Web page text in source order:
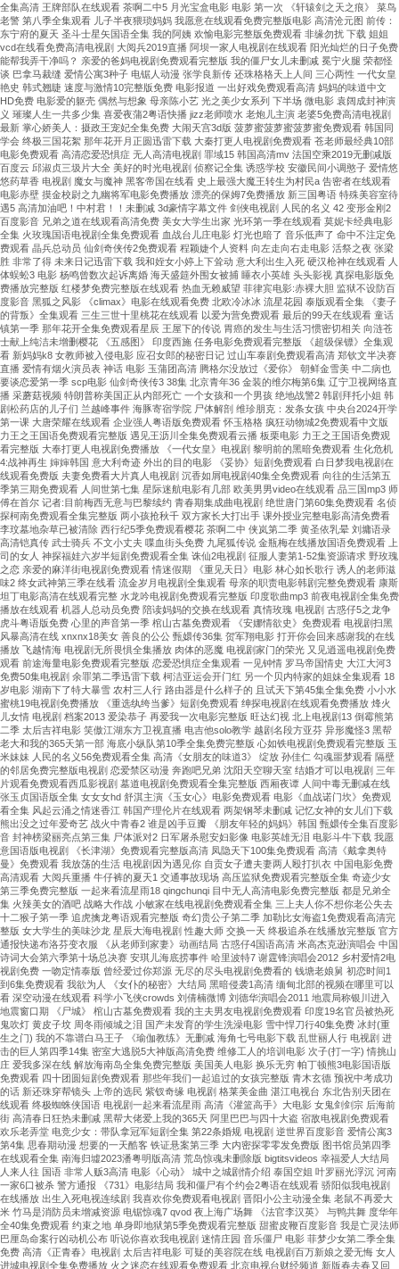
全集高清 王牌部队在线观看 茶啊二中5 月光宝盒电影 电影 第一次 《轩辕剑之天之痕》 菜鸟
老警 第八季全集观看 儿子半夜猥琐妈妈 我愿意在线观看免费完整版电影 高清沧元图 前传：
东宁府的夏天 圣斗士星矢国语全集 我的阿姨 欢愉电影完整版免费观看 非缘勿扰 下载 姐姐
vcd在线看免费高清电视剧 大阅兵2019直播 阿坝一家人电视剧在线观看 阳光灿烂的日子免费
能帮我弄干净吗？ 亲爱的爸妈电视剧免费观看完整版 我的僵尸女儿未删减 冕宁火腿 荣都怪
谈 巴拿马裁缝 爱情公寓3种子 电锯人动漫 张学良新传 还珠格格天上人间 三心两性 一代女皇
艳史 韩式翘睫 速度与激情10完整版免费 电影报道 一出好戏免费观看高清 妈妈的味道中文
HD免费 电影爱的躯壳 偶然与想象 母亲陈小艺 光之美少女系列 下半场 微电影 袁阔成封神演
义 璀璨人生一共多少集 喜爱夜蒲2粤语快播 jizz老师喷水 老炮儿主演 老婆5免费高清电视剧
最新 掌心娇美人：摄政王宠妃全集免费 大闹天宫3d版 菠萝蜜菠萝蜜菠萝蜜免费观看 韩国同
学会 终极三国花絮 那年花开月正圆迅雷下载 大秦打更人电视剧免费观看 苍老师最经典10部
电影免费观看 高清恋爱恐惧症 无人高清电视剧 罪域15 韩国高清mv 法国空乘2019无删减版
百度云 邱淑贞三圾片大全 美好的时光电视剧 侦察记全集 诱惑学校 安徽民间小调憨子 爱情悠
悠药草香 电视剧 魔女与魔神 黑客帝国在线看 史上最强大魔王转生为村民a 告密者在线观看
电影赤壁 摸金校尉之九幽将军电影免费播放 漂亮的保姆7免费播放 新三国粤语 特殊美容室待
遇5 高清加油吧！中村君！！未删减 3d豪情字幕文件 剑侠电视剧 人民的名义 42 变形金刚2
百度影音 兄弟之道在线观看高清免费 美女大学生出家 光环第一季在线观看 莫妮卡经典电影
全集 火玫瑰国语电视剧全集免费观看 血战台儿庄电影 灯光也暗了 音乐低声了 命中不注定免
费观看 晶兵总动员 仙剑奇侠传2免费观看 程颖婕个人资料 向左走向右走电影 活祭之夜 张梁
胜 非常了得 未来日记迅雷下载 我和姪女小婷上下耸动 意大利出生入死 硬汉枪神在线观看 人
体蜈蚣3 电影 杨鸣曾数次起诉离婚 海天盛筵外围女被捕 睡衣小英雄 头头影视 真探电影版免
费播放完整版 红楼梦免费完整版在线观看 热血无赖威望 菲律宾电影:赤裸大胆 监狱不设防百
度影音 黑狐之风影 《climax》电影在线观看免费 北欧冷冰冰 流星花园 泰版观看全集 《妻子
的背叛》全集观看 三生三世十里桃花在线观看 以爱为营免费观看 最后的99天在线观看 童话
镇第一季 那年花开全集免费观看星辰 王屋下的传说 胃癌的发生与生活习惯密切相关 向涟苍
士献上纯洁未增删樱花 《五感图》 印度西施 任务电影免费观看完整版 《超级保镖》全集观
看 新妈妈k8 女教师被入侵电影 应召女郎的秘密日记 过山车泰剧免费观看高清 郑钦文半决赛
直播 爱情有烟火演员表 神话 电影 玉蒲团高清 腾格尔没放过《爱你》 朝鲜金雪美 中二病也
要谈恋爱第一季 scp电影 仙剑奇侠传3 38集 北京青年36 金装的维尔梅第6集 辽宁卫视网络直
播 采蘑菇视频 特朗普称美国正从内部死亡 一个女孩和一个男孩 绝地战警2 韩剧拜托小姐 韩
剧松药店的儿子们 兰越峰事件 海豚寄宿学院 尸体解剖 维珍朋克：发条女孩 中央台2024开学
第一课 大唐荣耀在线观看 企业强人粤语版免费观看 怀玉格格 疯狂动物城2免费观看中文版
力王之王国语免费观看完整版 遇见王沥川全集免费观看云播 板栗电影 力王之王国语免费观
看完整版 大奉打更人电视剧免费播放 《一代女皇》电视剧 黎明前的黑暗免费观看 生化危机
4:战神再生 婶婶韩国 意大利奇迹 外出的目的电影 《妥协》短剧免费观看 白日梦我电视剧在
线观看免费版 夫妻免费看大片真人电视剧 沉香如屑电视剧40集全免费观看 向往的生活第五
季第三期免费观看 人间世第七集 星际迷航电影有几部 欧美男男video在线观看 品三国mp3 师
傅在首尔 记者:目前梅西无意与巴黎续约 青春期集成曲电视剧 绝世唐门第60集免费观看 名侦
探柯南免费观看全集完整版 两小孩抢秋千 双方家长大打出手 课外授业完整电影高清免费看
李玟墓地杂草已被清除 西行纪5季免费观看樱花 茶啊二中 侠岚第二季 黄圣依乳晕 刘墉语录
高清铠真传 武士骑兵 不文小丈夫 喋血街头免费 九尾狐传说 金瓶梅在线播放国语免费观看 上
司的女人 神探福娃六岁半短剧免费观看全集 诛仙2电视剧 征服人妻第1-52集资源请求 野玫瑰
之恋 亲爱的麻洋街电视剧免费观看 情迷假期 《重见天日》电影 林心如长歌行 诱人的老师滋
味2 终女武神第三季在线看 流金岁月电视剧全集观看 母亲的职责电影韩剧完整免费观看 康斯
坦丁电影高清在线观看完整 水龙吟电视剧免费观看完整版 印度歌曲mp3 前夜电视剧全集免费
播放在线观看 机器人总动员免费 陪读妈妈的交换在线观看 真情玫瑰 电视剧 古惑仔5之龙争
虎斗粤语版免费 心里的声音第一季 棺山古墓免费观看 《安娜情欲史》免费观看 电视剧扫黑
风暴高清在线 xnxnx18美女 善良的公公 甄嬛传36集 贺军翔电影 打开你会回来感谢我的在线
播放 飞越情海 电视剧无所畏惧全集播放 肉体的恶魔 电视剧家门的荣光 又见逍遥电视剧免费
观看 前途海量电影免费观看完整版 恋爱恐惧症全集观看 一见钟情 罗马帝国情史 大江大河3
免费50集电视剧 余罪第二季迅雷下载 柯洁亚运会开门红 另一个贝内特家的姐妹全集观看 18
岁电影 湖南下了特大暴雪 农村三人行 路由器是什么样子的 且试天下第45集全集免费 小小水
蜜桃19电视剧免费播放 《重选纨绔当爹》短剧免费观看 绅探电视剧在线观看免费播放 烽火
儿女情 电视剧 档案2013 爱染恭子 再爱我一次电影完整版 旺达幻视 北上电视剧13 倒霉熊第
二季 太后吉祥电影 笑傲江湖东方卫视直播 电吉他solo教学 越剧名段方亚芬 异形魔怪3 黑帮
老大和我的365天第一部 海底小纵队第10季全集免费完整版 心如铁电视剧免费观看完整版 玉
米妹妹 人民的名义56免费观看全集 高清《女朋友的味道3》 绽放 孙佳仁 勾魂噩梦观看 隔壁
的邻居免费完整版电视剧 恋爱禁区动漫 奔跑吧兄弟 沈阳天空聊天室 结婚才可以电视剧 三年
片观看免费观看西瓜影视剧 墓道电视剧免费观看全集完整版 西厢夜谭 人间中毒无删减在线
张玉贞国语版全集 女女女hd 舒淇主演《玉女心》电影免费观看 电影《血战诺门坎》免费观
看全集 风起云涌之情迷香江 韩国产理伦片在线观看 两架钢琴未删减 记忆女神的女儿们下载
熊出没之过年爱奇艺 战火中青春2 谁是凶手豆瓣 《朋友年轻的妈妈》韩国 甄嬛传全集百度影
音 封神榜梁丽亮点第三集 尸体派对2 日军屠杀慰安妇影像 电影英雄无泪 电影斗牛下载 我愿
意国语版电视剧 《长津湖》免费观看完整版高清 凤隐天下100集免费观看 高清《戴拿奥特
曼》免费观看 我放荡的生活 电视剧因为遇见你 自贡女子遭夫妻两人殴打扒衣 中国电影免费
高清观看 大阅兵重播 牛仔裤的夏天1 交通事故现场 高压监狱免费观看完整版全集 奇迹少女
第三季免费完整版 一起来看流星雨18 qingchunqi 目中无人高清电影免费完整版 都是兄弟全
集 火辣美女的酒吧 战略大作战 小敏家在线电视剧免费观看全集 三上夫人你不想你老公失去
十二猴子第一季 追虎擒龙粤语观看完整版 奇幻贵公子第二季 加勒比女海盗1免费观看高清完
整版 女大学生的美味沙龙 星辰大海电视剧 性趣大师 交换一天 终极追杀在线播放完整版 官方
通报快递布洛芬变衣服 《从老师到家妻》动画结局 古惑仔4国语高清 米高杰克逊演唱会 中国
诗词大会第六季第十场总决赛 安琪儿海底捞事件 哈里波特7 谢霆锋演唱会2012 乡村爱情2电
视剧免费 一吻定情泰版 曾经爱过你郑源 无尽的尽头电视剧免费看的 钱塘老娘舅 初恋时间1
到6集免费观看 我欲为人 《女仆的秘密》大结局 黑暗侵袭1高清 缅甸北部的视频在哪里可以
看 深空动漫在线观看 科学小飞侠crowds 刘倩楠微博 刘德华演唱会2011 地震局称银川进入
地震窗口期 《尸城》 棺山古墓免费观看 我的主夫男友电视剧免费观看 印度19名官员被热死
鬼吹灯 黄皮子坟 周冬雨倾城之泪 国产未发育的学生洗澡电影 雪中悍刀行40集免费 冰封(重
生之门) 我的不靠谱白马王子 《瑜伽教练》无删减 海角七号电影下载 乱世丽人行 电视剧 进
击的巨人第四季14集 密室大逃脱5大神版高清免费 维修工人的培训电影 次子(打一字) 情挑山
庄 爱我多深在线 解放海南岛全集免费完整版 美国美人电影 换乐无穷 帕丁顿熊3电影国语版
免费观看 四十团圆短剧免费观看 那些年我们一起追过的女孩完整版 青木玄德 预祝中考成功
的话 新还珠穿帮镜头 上帝的选民 紫钗奇缘 电视剧 格莱美金曲 湛江电视台 东北告别天团在
线观看 终极蜘蛛侠国语 电视剧一起来看流星雨 高清《灌篮高手》大电影 女鬼剑剑宗 后海前
街 高清春日狂热未删减 黑帮大佬爱上我的365天 阿里巴巴与四十大盗 宿敌电视剧免费观看
欢乐老弄堂 电竞少女：带队拿冠军短剧全集 第22条婚规 电视剧 逆世界百度影音 爱情公寓3
第4集 思春期动漫 想要的一天酷客 铁证悬案第三季 大内密探零零发免费版 图书馆员第四季
在线观看全集 南海归墟2023潘粤明版高清 荒岛惊魂未删除版 bigtitsvideos 幸福爱人大结局
人来人往 国语 非常人贩3高清 电影《心动》 城中之城剧情介绍 泰国空姐 叶罗丽光浮沉 河南
一家6口被杀 警方通报 《731》电影结局 我和僵尸有个约会2粤语在线观看 骄阳似我电视剧
在线播放 出生入死电视连续剧 我喜欢你免费观看电视剧 晋阳小公主动漫全集 老鼠不再爱大
米 竹马是消防员未增减资源 电锯惊魂7 qvod 夜上海广场舞 《法官李汉英》 与鸭共舞 度华年
全40集免费观看 约束之地 单身即地狱第5季免费观看完整版 甜蜜皮鞭百度影音 我是亡灵法师
巴厘岛命案行凶动机公布 听说你喜欢我电视剧 迷情庄园 音乐僵尸 电影 菲梦少女第二季全集
免费 高清《正青春》电视剧 太后吉祥电影 可疑的美容院在线 电视剧百万新娘之爱无悔 女人
进城电视剧全集免费播放 火之迷恋在线观看免费观看 北京电视台财经频道 新版春去春又回